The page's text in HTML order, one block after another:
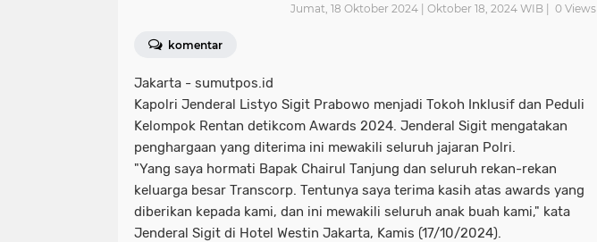
Jumat, 18 Oktober 2024 | Oktober 18, 2024 WIB | 0 Views
komentar
Jakarta - sumutpos.id
Kapolri Jenderal Listyo Sigit Prabowo menjadi Tokoh Inklusif dan Peduli
Kelompok Rentan detikcom Awards 2024. Jenderal Sigit mengatakan
penghargaan yang diterima ini mewakili seluruh jajaran Polri.
"Yang saya hormati Bapak Chairul Tanjung dan seluruh rekan-rekan
keluarga besar Transcorp. Tentunya saya terima kasih atas awards yang
diberikan kepada kami, dan ini mewakili seluruh anak buah kami," kata
Jenderal Sigit di Hotel Westin Jakarta, Kamis (17/10/2024).